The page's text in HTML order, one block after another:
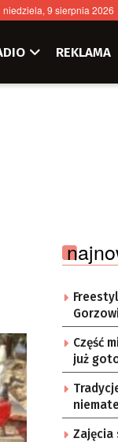
niedziela, 9 sierpnia 2026
REKLAMA
Część
już
Zajęcia